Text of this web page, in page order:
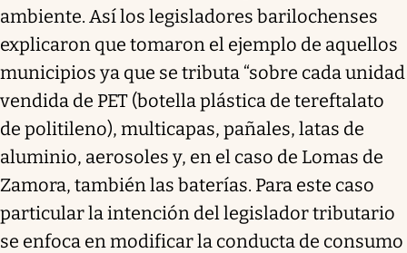
ambiente. Así los legisladores barilochenses
explicaron que tomaron el ejemplo de aquellos
municipios ya que se tributa “sobre cada unidad
vendida de PET (botella plástica de tereftalato
de politileno), multicapas, pañales, latas de
aluminio, aerosoles y, en el caso de Lomas de
Zamora, también las baterías. Para este caso
particular la intención del legislador tributario
se enfoca en modificar la conducta de consumo